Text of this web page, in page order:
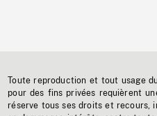
Toute reproduction et tout usage
pour des fins privées requièrent
réserve tous ses droits et recours,